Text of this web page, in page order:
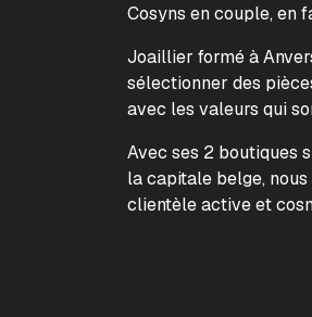
Cosyns en couple, en
Joaillier formé à
sélectionner des
avec les valeurs qui
Avec ses 2 boutiques
la capitale belge, nous
clientèle active et